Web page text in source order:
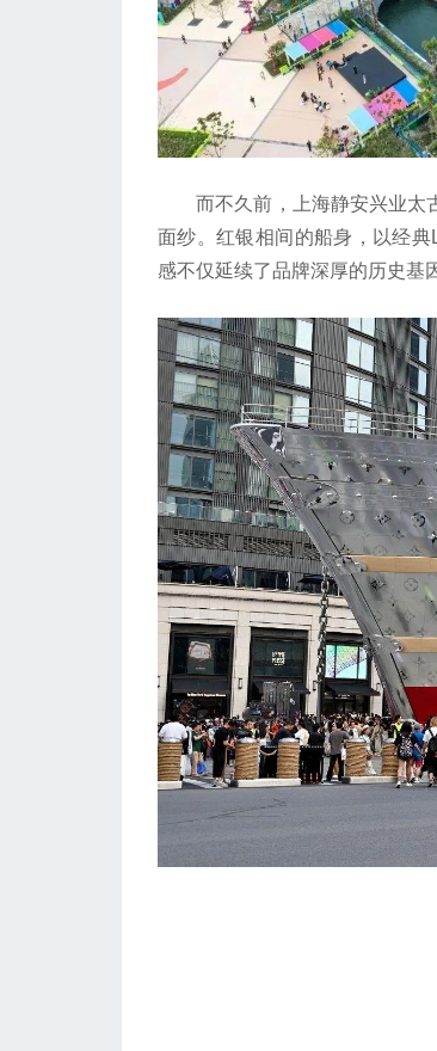
而不久前，上海静安兴业太古
面纱。红银相间的船身，以经
感不仅延续了品牌深厚的历史基